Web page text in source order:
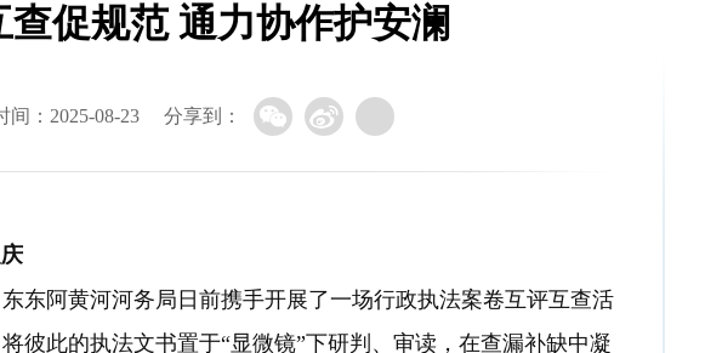
查促规范 通力协作护安澜
间：2025-08-23 分享到：
阿黄河河务局日前携手开展了一场行政执法案卷互评互查活
彼此的执法文书置于“显微镜”下研判、审读，在查漏补缺中凝